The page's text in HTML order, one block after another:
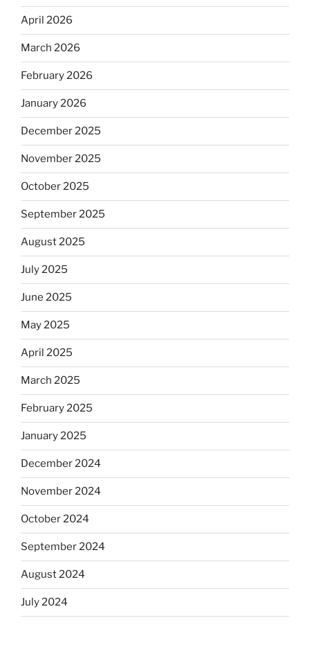
April 2026
March 2026
February 2026
January 2026
December 2025
November 2025
October 2025
September 2025
August 2025
July 2025
June 2025
May 2025
April 2025
March 2025
February 2025
January 2025
December 2024
November 2024
October 2024
September 2024
August 2024
July 2024